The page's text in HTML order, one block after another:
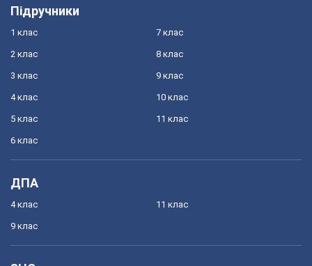
Підручники
1 клас
2 клас
3 клас
4 клас
5 клас
6 клас
7 клас
8 клас
9 клас
10 клас
11 клас
ДПА
4 клас
9 клас
11 клас